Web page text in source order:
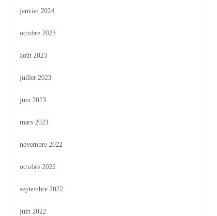
janvier 2024
octobre 2023
août 2023
juillet 2023
juin 2023
mars 2023
novembre 2022
octobre 2022
septembre 2022
juin 2022